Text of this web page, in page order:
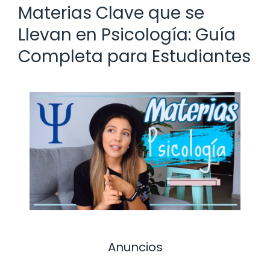
Materias Clave que se
Llevan en Psicología: Guía
Completa para Estudiantes
Anuncios